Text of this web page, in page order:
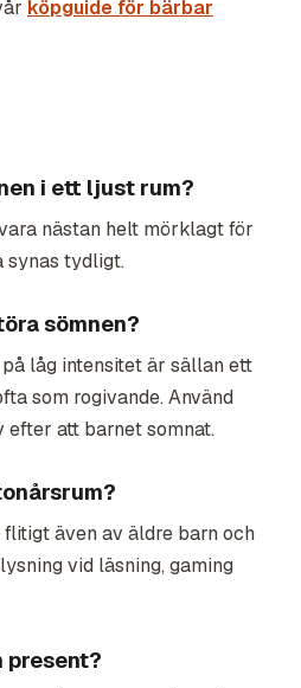
köpguide för bärbar
i ett ljust rum?
nästan helt mörklagt för
synas tydligt.
sömnen?
låg intensitet är sällan ett
som rogivande. Använd
att barnet somnat.
även av äldre barn och
vid läsning, gaming
present?